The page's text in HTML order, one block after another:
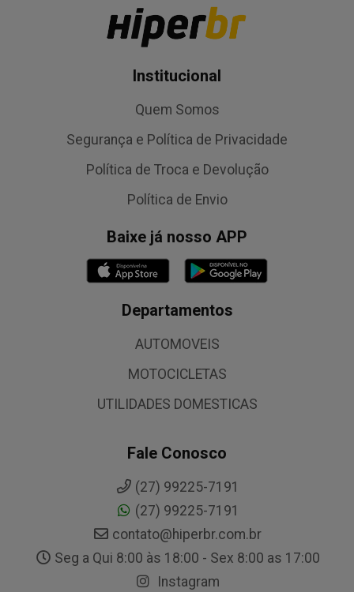
Institucional
Quem Somos
Segurança e Política de Privacidade
Política de Troca e Devolução
Política de Envio
Baixe já nosso APP
Departamentos
AUTOMOVEIS
MOTOCICLETAS
UTILIDADES DOMESTICAS
Fale Conosco
(27) 99225-7191
(27) 99225-7191
contato@hiperbr.com.br
Seg a Qui 8:00 às 18:00 - Sex 8:00 as 17:00
Instagram